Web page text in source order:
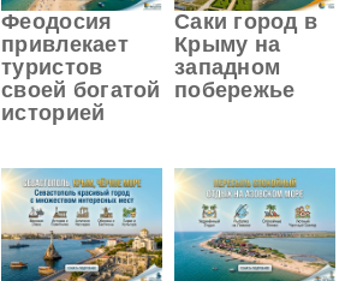
Феодосия
привлекает
туристов
своей богатой
историей
Саки город в
Крыму на
западном
побережье